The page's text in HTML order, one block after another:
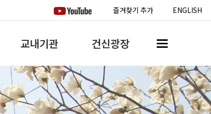
즐겨찾기 추가 ENGLISH
교내기관 건신광장